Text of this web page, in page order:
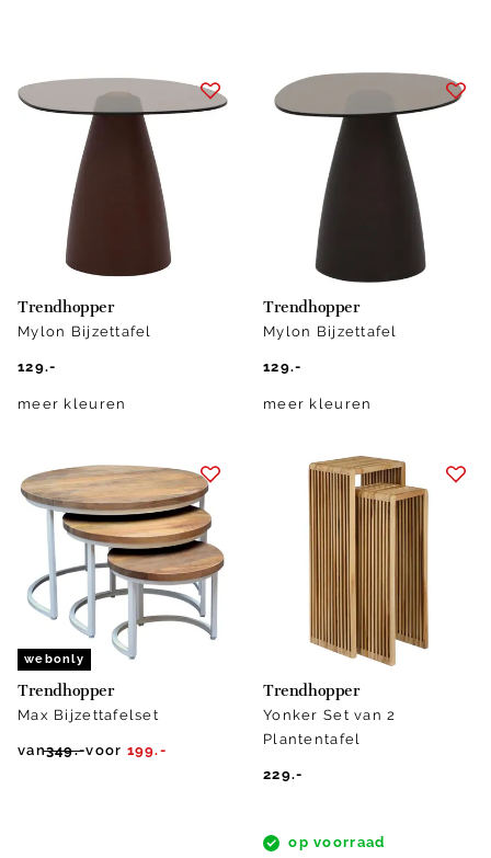
Trendhopper
Mylon Bijzettafel
129.-
meer kleuren
Trendhopper
Mylon Bijzettafel
129.-
meer kleuren
webonly
Trendhopper
Max Bijzettafelset
van349.-voor 199.-
Trendhopper
Yonker Set van 2
Plantentafel
229.-
op voorraad